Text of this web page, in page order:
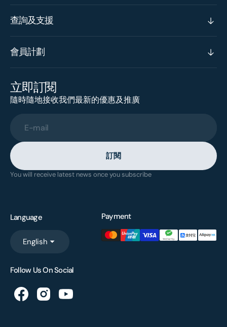
查詢及支援
會員計劃
立即訂閱
隨時隨地接收我們最新的優惠及推廣
E-mail
訂閱
You will receive latest news once you subscribe
Language
English
Payment
Follow Us On Social